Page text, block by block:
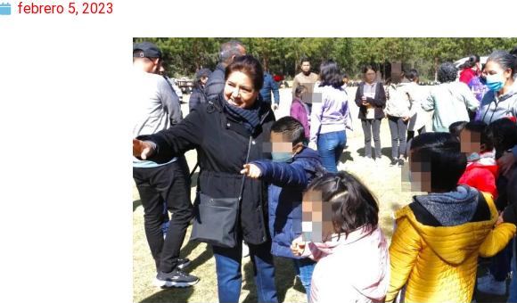
febrero 5, 2023